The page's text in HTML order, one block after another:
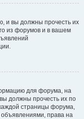
и вы должны прочесть их
из форумов и в вашем
для форума, на
должны прочесть их по
страницы форума,
объявлениями, права на